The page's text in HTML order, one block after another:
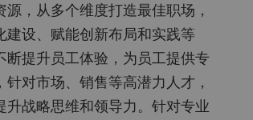
，从多个维度打造最佳职场，
设、赋能创新布局和实践等
提升员工体验，为员工提供专
对市场、销售等高潜力人才，
战略思维和领导力。针对专业